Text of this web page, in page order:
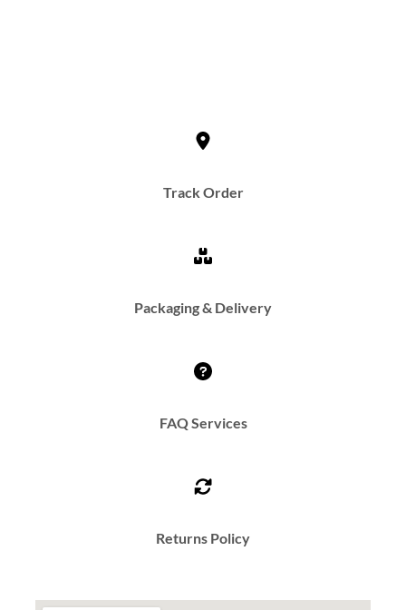
Track Order
Packaging & Delivery
FAQ Services
Returns Policy